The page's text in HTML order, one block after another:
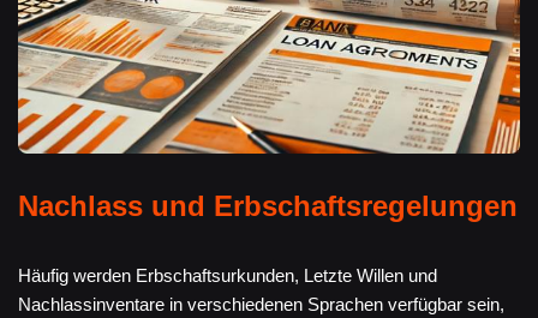
Nachlass und Erbschaftsregelungen
Häufig werden Erbschaftsurkunden, Letzte Willen und
Nachlassinventare in verschiedenen Sprachen verfügbar sein,